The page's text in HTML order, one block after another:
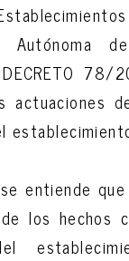
Autónoma
78/
actuaciones
entiende
los hechos